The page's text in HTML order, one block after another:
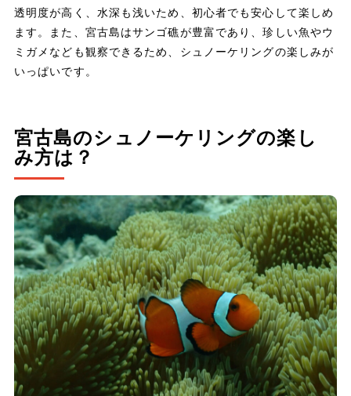
透明度が高く、水深も浅いため、初心者でも安心して楽しめ
ます。また、宮古島はサンゴ礁が豊富であり、珍しい魚やウ
ミガメなども観察できるため、シュノーケリングの楽しみが
いっぱいです。
宮古島のシュノーケリングの楽し
み方は？